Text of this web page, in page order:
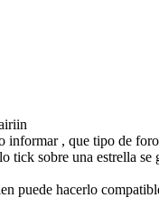
, que tipo de
sobre una estrella
puede hacerlo